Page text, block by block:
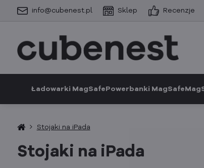
info@cubenest.pl Sklep Recenzje
Ładowarki MagSafe Powerbanki MagSafe
Stojaki na iPada
Stojaki na iPada